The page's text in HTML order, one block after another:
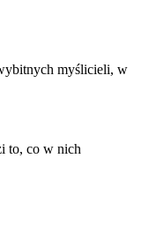
myślicieli, w
to, co w nich